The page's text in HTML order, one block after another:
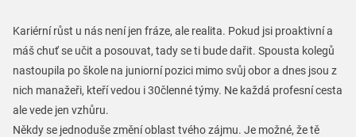
Kariérní růst u nás není jen fráze, ale realita. Pokud jsi proaktivní a
máš chuť se učit a posouvat, tady se ti bude dařit. Spousta kolegů
nastoupila po škole na juniorní pozici mimo svůj obor a dnes jsou z
nich manažeři, kteří vedou i 30členné týmy. Ne každá profesní cesta
ale vede jen vzhůru.
Někdy se jednoduše změní oblast tvého zájmu. Je možné, že tě